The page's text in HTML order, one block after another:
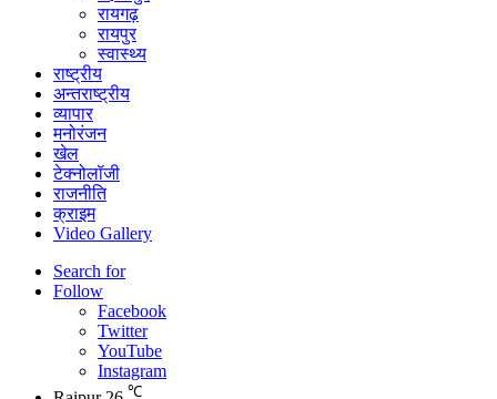
रायगढ़
रायपुर
स्वास्थ्य
राष्ट्रीय
अन्तराष्ट्रीय
व्यापार
मनोरंजन
खेल
टेक्नोलॉजी
राजनीति
क्राइम
Video Gallery
Search for
Follow
Facebook
Twitter
YouTube
Instagram
℃